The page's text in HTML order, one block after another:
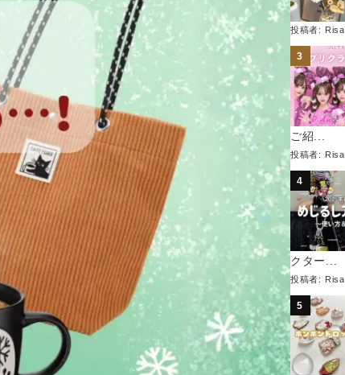
投稿者: Risa
ご紹...
投稿者: Risa
クター...
投稿者: Risa